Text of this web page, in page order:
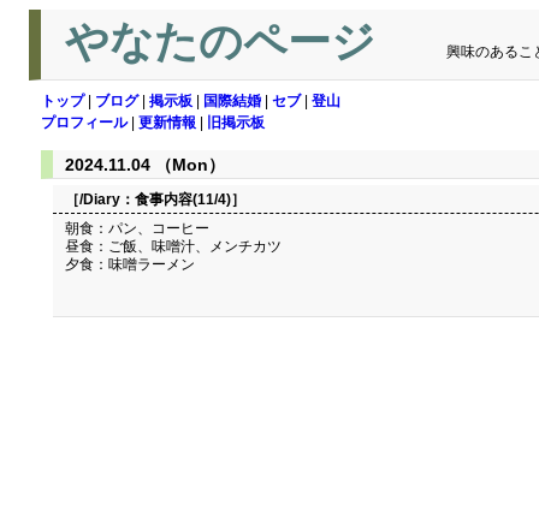
やなたのページ 興味のあるこ
トップ| ブログ| 掲示板 国際結婚 セブ| 登山
プロフィール| 更新情報 旧掲示板
2024.11.04 （Mon）
［/Diary： 食事内容(11/4)］
朝食：パン、コーヒー
昼食：ご飯、味噌汁、メンチカツ
夕食：味噌ラーメン